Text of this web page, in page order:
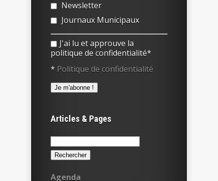
Newsletter
Journaux Municipaux
J'ai lu et approuve la
politique de confidentialité*
* Politique de confidentialité
Articles & Pages
Rechercher :
Agenda